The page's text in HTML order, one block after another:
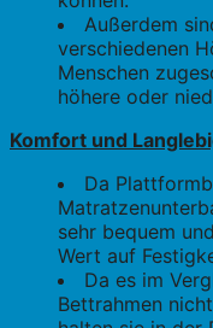
Außerdem
verschiedenen
Menschen
höhere oder
Komfort und
Da
sehr bequem
Wert auf
Da es im
Bettrahmen